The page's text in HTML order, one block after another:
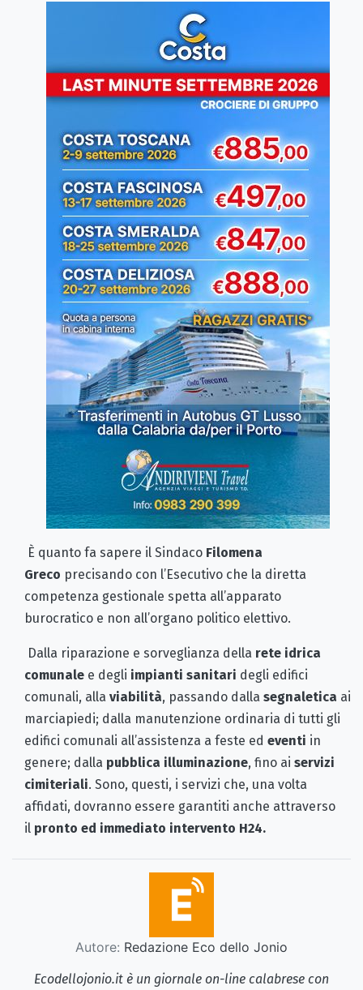
È quanto fa sapere il Sindaco Filomena
Greco precisando con l’Esecutivo che la diretta
competenza gestionale spetta all’apparato
burocratico e non all’organo politico elettivo.
Dalla riparazione e sorveglianza della rete idrica
comunale e degli impianti sanitari degli edifici
comunali, alla viabilità, passando dalla segnaletica ai
marciapiedi; dalla manutenzione ordinaria di tutti gli
edifici comunali all’assistenza a feste ed eventi in
genere; dalla pubblica illuminazione, fino ai servizi
cimiteriali. Sono, questi, i servizi che, una volta
affidati, dovranno essere garantiti anche attraverso
il pronto ed immediato intervento H24.
Autore: Redazione Eco dello Jonio
Ecodellojonio.it è un giornale on-line calabrese con